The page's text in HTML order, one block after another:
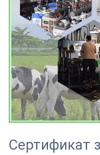
Сертификат